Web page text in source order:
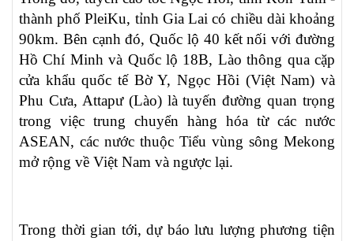
thành phố PleiKu, tỉnh Gia Lai có chiều dài khoảng
90km. Bên cạnh đó, Quốc lộ 40 kết nối với đường
Hồ Chí Minh và Quốc lộ 18B, Lào thông qua cặp
cửa khẩu quốc tế Bờ Y, Ngọc Hồi (Việt Nam) và
Phu Cưa, Attapư (Lào) là tuyến đường quan trọng
trong việc trung chuyển hàng hóa từ các nước
ASEAN, các nước thuộc Tiểu vùng sông Mekong
mở rộng về Việt Nam và ngược lại.
Trong thời gian tới, dự báo lưu lượng phương tiện